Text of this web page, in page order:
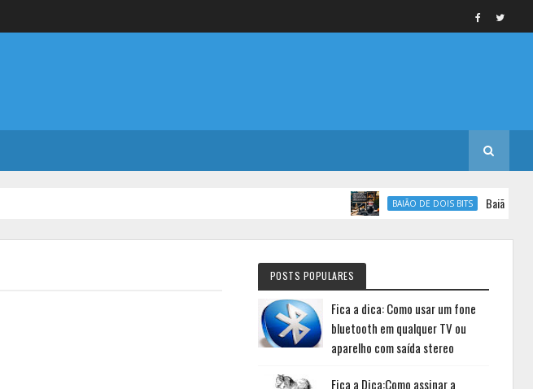
BAIÃO DE DOIS BITS Baião de Dois
POSTS POPULARES
Fica a dica: Como usar um fone
bluetooth em qualquer TV ou
aparelho com saída stereo
Fica a Dica:Como assinar a